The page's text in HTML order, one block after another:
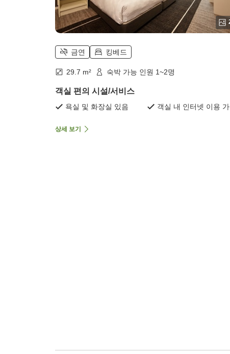
금연 킹베드
29.7 m² 숙박 가능 인원 1~2명
객실 편의 시설/서비스
욕실 및 화장실 있음 객실 내 인터넷 이용
상세 보기